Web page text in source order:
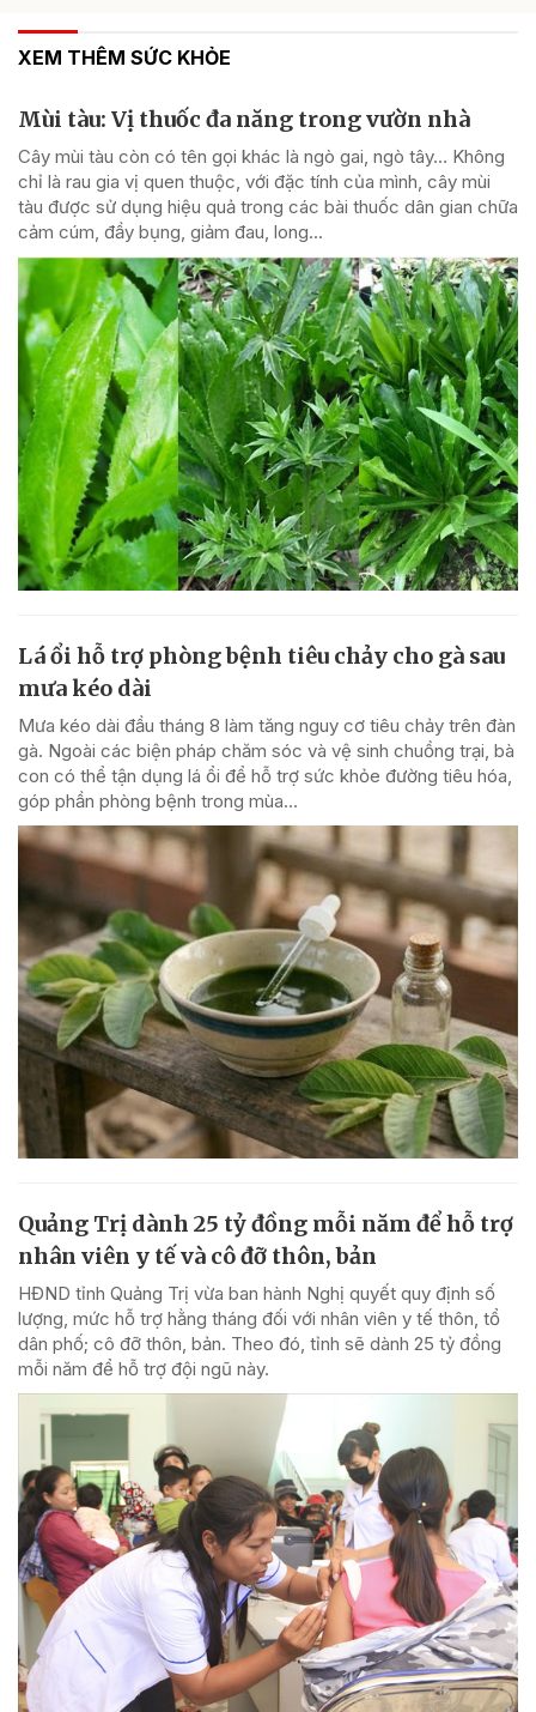
XEM THÊM SỨC KHỎE
Mùi tàu: Vị thuốc đa năng trong vườn nhà
Cây mùi tàu còn có tên gọi khác là ngò gai, ngò tây… Không
chỉ là rau gia vị quen thuộc, với đặc tính của mình, cây mùi
tàu được sử dụng hiệu quả trong các bài thuốc dân gian chữa
cảm cúm, đầy bụng, giảm đau, long...
Lá ổi hỗ trợ phòng bệnh tiêu chảy cho gà sau
mưa kéo dài
Mưa kéo dài đầu tháng 8 làm tăng nguy cơ tiêu chảy trên đàn
gà. Ngoài các biện pháp chăm sóc và vệ sinh chuồng trại, bà
con có thể tận dụng lá ổi để hỗ trợ sức khỏe đường tiêu hóa,
góp phần phòng bệnh trong mùa...
Quảng Trị dành 25 tỷ đồng mỗi năm để hỗ trợ
nhân viên y tế và cô đỡ thôn, bản
HĐND tỉnh Quảng Trị vừa ban hành Nghị quyết quy định số
lượng, mức hỗ trợ hằng tháng đối với nhân viên y tế thôn, tổ
dân phố; cô đỡ thôn, bản. Theo đó, tỉnh sẽ dành 25 tỷ đồng
mỗi năm để hỗ trợ đội ngũ này.